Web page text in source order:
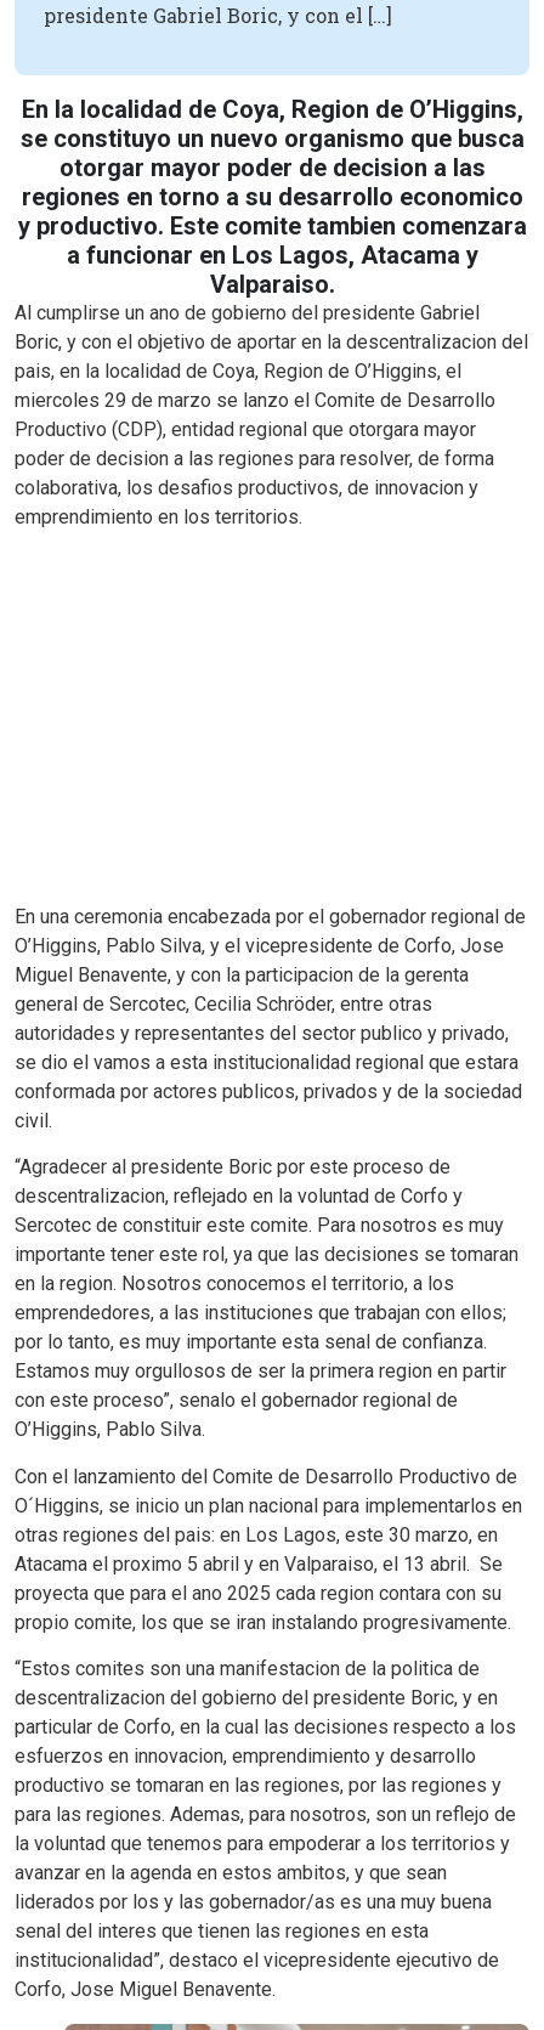
presidente Gabriel Boric, y con el […]
En la localidad de Coya, Region de O’Higgins,
se constituyo un nuevo organismo que busca
otorgar mayor poder de decision a las
regiones en torno a su desarrollo economico
y productivo. Este comite tambien comenzara
a funcionar en Los Lagos, Atacama y
Valparaiso.
Al cumplirse un ano de gobierno del presidente Gabriel
Boric, y con el objetivo de aportar en la descentralizacion del
pais, en la localidad de Coya, Region de O’Higgins, el
miercoles 29 de marzo se lanzo el Comite de Desarrollo
Productivo (CDP), entidad regional que otorgara mayor
poder de decision a las regiones para resolver, de forma
colaborativa, los desafios productivos, de innovacion y
emprendimiento en los territorios.
En una ceremonia encabezada por el gobernador regional de
O’Higgins, Pablo Silva, y el vicepresidente de Corfo, Jose
Miguel Benavente, y con la participacion de la gerenta
general de Sercotec, Cecilia Schröder, entre otras
autoridades y representantes del sector publico y privado,
se dio el vamos a esta institucionalidad regional que estara
conformada por actores publicos, privados y de la sociedad
civil.
“Agradecer al presidente Boric por este proceso de
descentralizacion, reflejado en la voluntad de Corfo y
Sercotec de constituir este comite. Para nosotros es muy
importante tener este rol, ya que las decisiones se tomaran
en la region. Nosotros conocemos el territorio, a los
emprendedores, a las instituciones que trabajan con ellos;
por lo tanto, es muy importante esta senal de confianza.
Estamos muy orgullosos de ser la primera region en partir
con este proceso”, senalo el gobernador regional de
O’Higgins, Pablo Silva.
Con el lanzamiento del Comite de Desarrollo Productivo de
O´Higgins, se inicio un plan nacional para implementarlos en
otras regiones del pais: en Los Lagos, este 30 marzo, en
Atacama el proximo 5 abril y en Valparaiso, el 13 abril. Se
proyecta que para el ano 2025 cada region contara con su
propio comite, los que se iran instalando progresivamente.
“Estos comites son una manifestacion de la politica de
descentralizacion del gobierno del presidente Boric, y en
particular de Corfo, en la cual las decisiones respecto a los
esfuerzos en innovacion, emprendimiento y desarrollo
productivo se tomaran en las regiones, por las regiones y
para las regiones. Ademas, para nosotros, son un reflejo de
la voluntad que tenemos para empoderar a los territorios y
avanzar en la agenda en estos ambitos, y que sean
liderados por los y las gobernador/as es una muy buena
senal del interes que tienen las regiones en esta
institucionalidad”, destaco el vicepresidente ejecutivo de
Corfo, Jose Miguel Benavente.